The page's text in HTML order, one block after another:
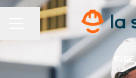
MENU CARRIÈRE
Partager la page